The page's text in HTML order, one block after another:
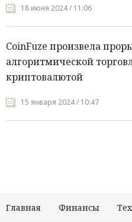
18 июня 2024 / 11:06
CoinFuze произвела
алгоритмической
криптовалютой
15 января 2024 / 10:47
Главная Финансы